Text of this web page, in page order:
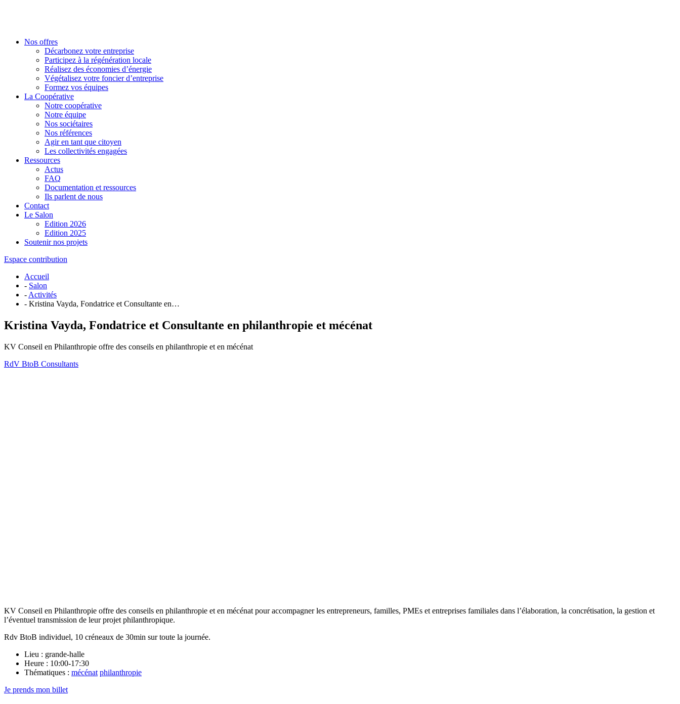
Nos offres
Décarbonez votre entreprise
Participez à la régénération locale
Réalisez des économies d’énergie
Végétalisez votre foncier d’entreprise
Formez vos équipes
La Coopérative
Notre coopérative
Notre équipe
Nos sociétaires
Nos références
Agir en tant que citoyen
Les collectivités engagées
Ressources
Actus
FAQ
Documentation et ressources
Ils parlent de nous
Contact
Le Salon
Edition 2026
Edition 2025
Soutenir nos projets
Espace contribution
Accueil
- Salon
- Activités
- Kristina Vayda, Fondatrice et Consultante en…
Kristina Vayda, Fondatrice et Consultante en philanthropie et mécénat
KV Conseil en Philanthropie offre des conseils en philanthropie et en mécénat
RdV BtoB Consultants
KV Conseil en Philanthropie offre des conseils en philanthropie et en mécénat pour accompagner les entrepreneurs, familles, PMEs et entreprises familiales dans l’élaboration, la concrétisation, la gestion et
l’éventuel transmission de leur projet philanthropique.
Rdv BtoB individuel, 10 créneaux de 30min sur toute la journée.
Lieu : grande-halle
Heure : 10:00-17:30
Thématiques : mécénat philanthropie
Je prends mon billet